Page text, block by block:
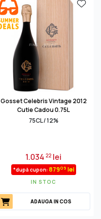
Gosset Celebris Vintage 2012
Cutie Cadou 0.75L
75CL / 12%
1.034 22 lei
*după cupon: 87909 lei
IN STOC
ADAUGA IN COS